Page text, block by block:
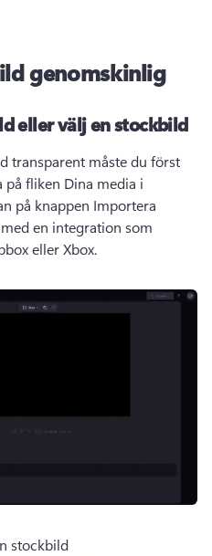
genomskinlig
eller välj en stockbild
transparent måste du först
på fliken Dina media i
på knappen Importera
en integration som
eller Xbox.
stockbild